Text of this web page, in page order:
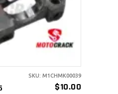
$10.00
SKU: M1CHMK00039